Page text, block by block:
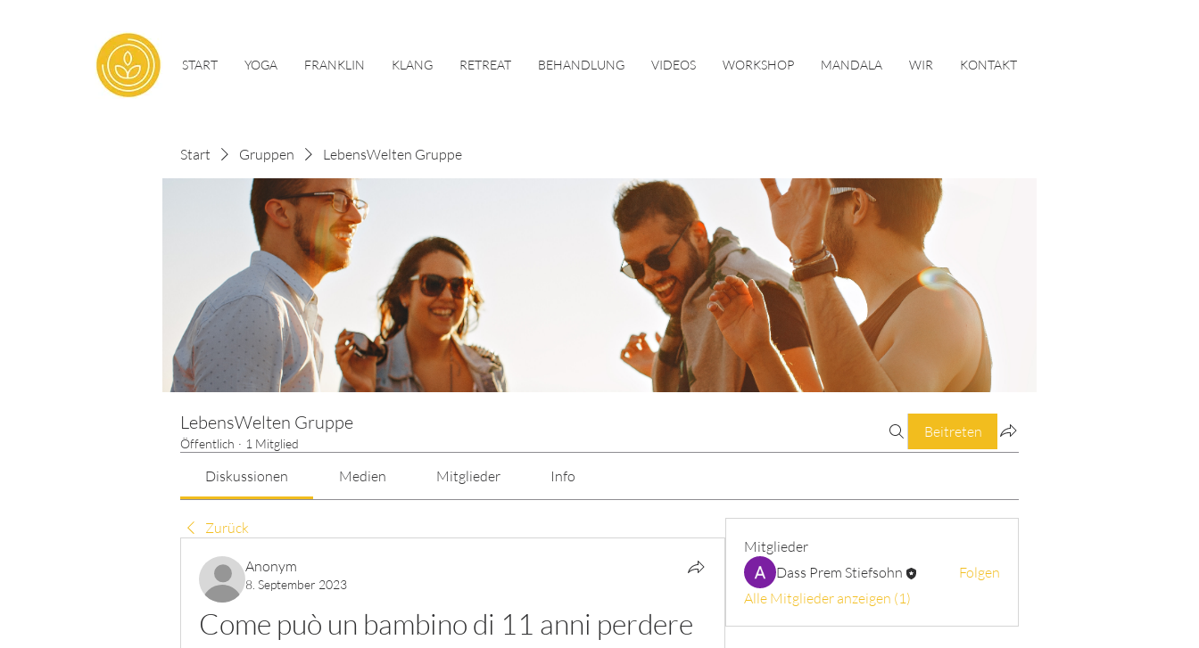
START YOGA FRANKLIN KLANG RETREAT BEHANDLUNG VIDEOS WORKSHOP MANDALA WIR KONTAKT
Start Gruppen LebensWelten Gruppe
LebensWelten Gruppe
Öffentlich · 1 Mitglied
Beitreten
Diskussionen Medien Mitglieder Info
Zurück
Anonym
8. September 2023
Come può un bambino di 11 anni perdere
Mitglieder
Dass Prem Stiefsohn
Folgen
Alle Mitglieder anzeigen (1)